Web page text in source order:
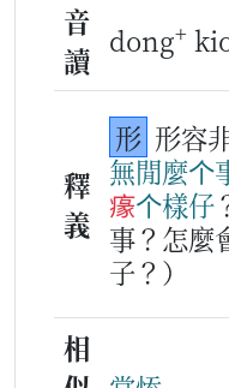
音
讀
dong+
釋
義
形 形容
無閒麼个
𤸁个樣仔
事？怎麼
子？）
相